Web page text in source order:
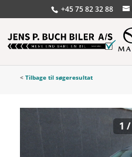
+45 75 82 32 88
< Tilbage til søgeresultat
1 /